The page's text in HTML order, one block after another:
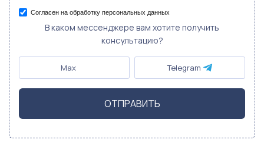
Согласен на обработку персональных данных
В каком мессенджере вам хотите получить
консультацию?
Max Telegram
ОТПРАВИТЬ